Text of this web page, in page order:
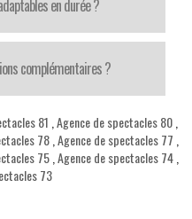
en durée ?
complémentaires ?
81 Agence de spectacles 80,
78, Agence de spectacles 77
75, Agence de spectacles 74,
73